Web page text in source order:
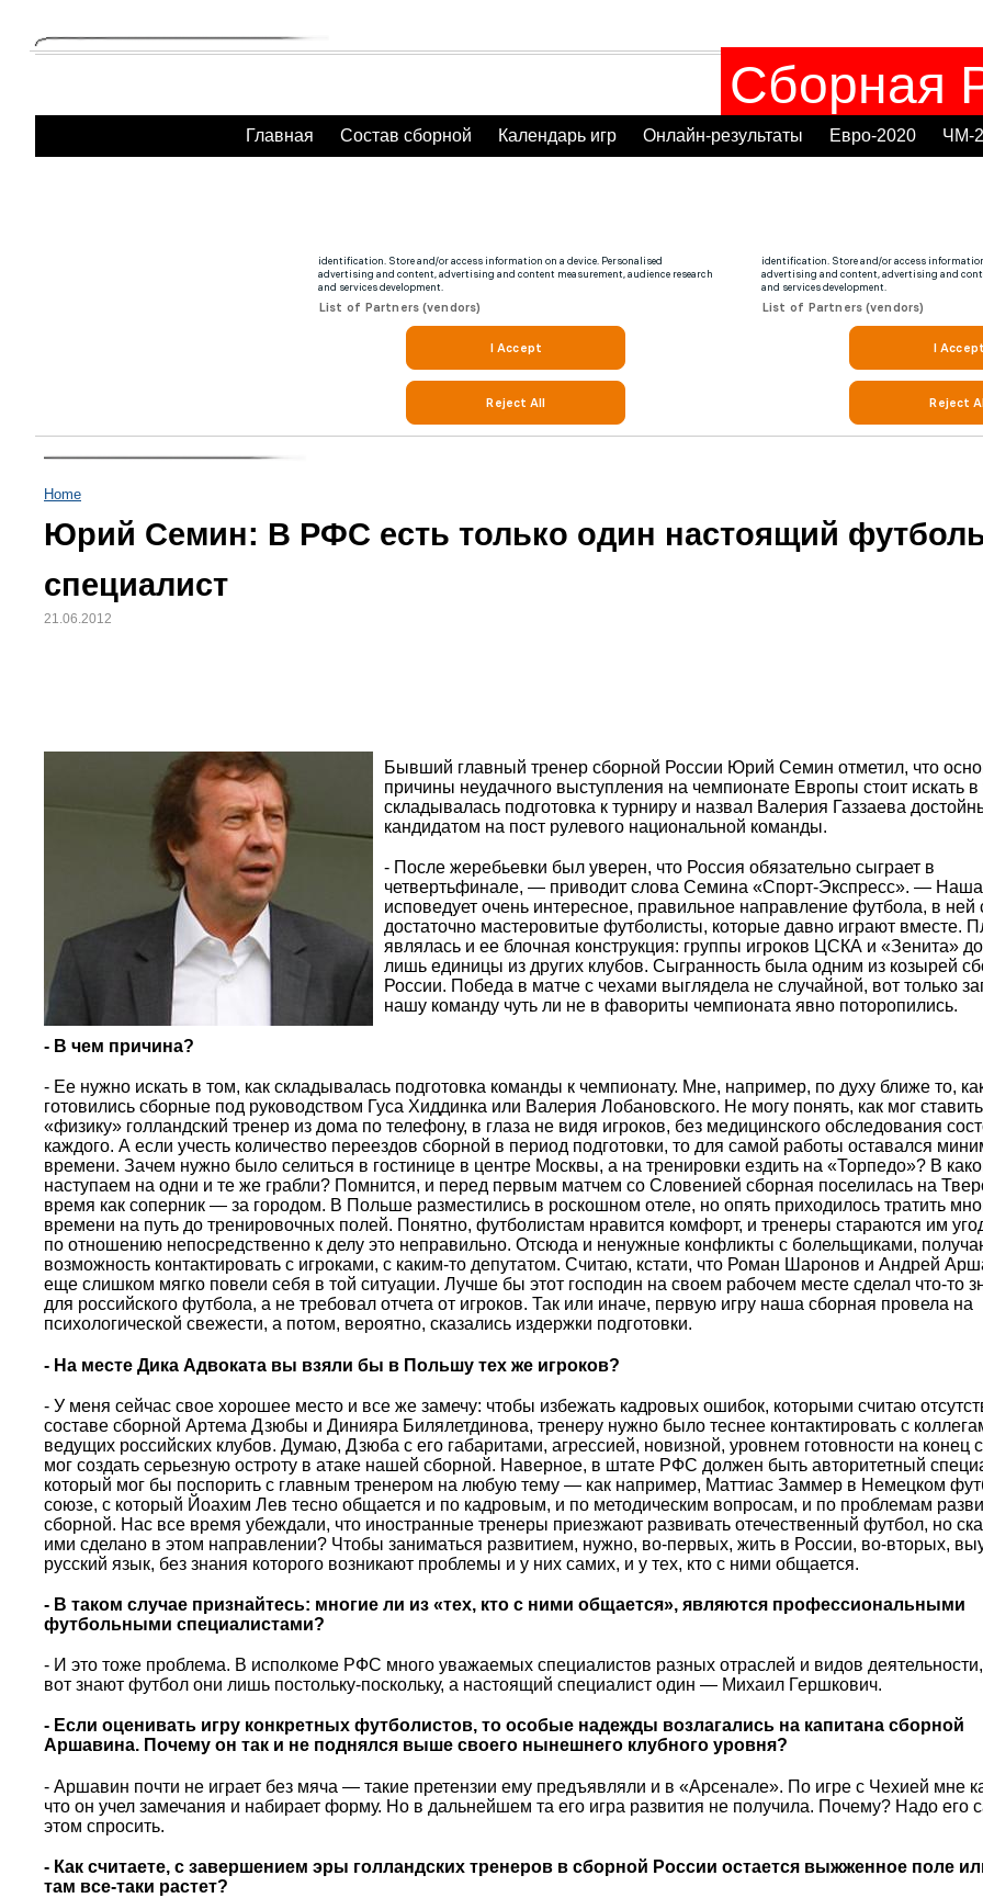
Сборная
Главная Состав сборной Календарь игр Онлайн-результаты Евро-2020 ЧМ-
Home
Юрий Семин: В РФС есть только один настоящий
специалист
21.06.2012
Бывший главный тренер сборной России Юрий Семин отметил, что
причины неудачного выступления на чемпионате Европы стоит искать в
складывалась подготовка к турниру и назвал Валерия Газзаева
кандидатом на пост рулевого национальной команды.
- После жеребьевки был уверен, что Россия обязательно сыграет в
четвертьфинале, — приводит слова Семина «Спорт-Экспресс». —
исповедует очень интересное, правильное направление футбола, в ней
достаточно мастеровитые футболисты, которые давно играют вместе.
являлась и ее блочная конструкция: группы игроков ЦСКА и «Зенита»
лишь единицы из других клубов. Сыгранность была одним из козырей
России. Победа в матче с чехами выглядела не случайной, вот только
нашу команду чуть ли не в фавориты чемпионата явно поторопились.
- В чем причина?
- Ее нужно искать в том, как складывалась подготовка команды к чемпионату. Мне, например, по духу ближе то,
готовились сборные под руководством Гуса Хиддинка или Валерия Лобановского. Не могу понять, как мог ставить
«физику» голландский тренер из дома по телефону, в глаза не видя игроков, без медицинского обследования
каждого. А если учесть количество переездов сборной в период подготовки, то для самой работы оставался
времени. Зачем нужно было селиться в гостинице в центре Москвы, а на тренировки ездить на «Торпедо»? В
наступаем на одни и те же грабли? Помнится, и перед первым матчем со Словенией сборная поселилась на
время как соперник — за городом. В Польше разместились в роскошном отеле, но опять приходилось тратить
времени на путь до тренировочных полей. Понятно, футболистам нравится комфорт, и тренеры стараются им
по отношению непосредственно к делу это неправильно. Отсюда и ненужные конфликты с болельщиками,
возможность контактировать с игроками, с каким-то депутатом. Считаю, кстати, что Роман Шаронов и Андрей
еще слишком мягко повели себя в той ситуации. Лучше бы этот господин на своем рабочем месте сделал что-то
для российского футбола, а не требовал отчета от игроков. Так или иначе, первую игру наша сборная провела на
психологической свежести, а потом, вероятно, сказались издержки подготовки.
- На месте Дика Адвоката вы взяли бы в Польшу тех же игроков?
- У меня сейчас свое хорошее место и все же замечу: чтобы избежать кадровых ошибок, которыми считаю
составе сборной Артема Дзюбы и Динияра Билялетдинова, тренеру нужно было теснее контактировать с
ведущих российских клубов. Думаю, Дзюба с его габаритами, агрессией, новизной, уровнем готовности на конец
мог создать серьезную остроту в атаке нашей сборной. Наверное, в штате РФС должен быть авторитетный
который мог бы поспорить с главным тренером на любую тему — как например, Маттиас Заммер в Немецком
союзе, с который Йоахим Лев тесно общается и по кадровым, и по методическим вопросам, и по проблемам
сборной. Нас все время убеждали, что иностранные тренеры приезжают развивать отечественный футбол, но
ими сделано в этом направлении? Чтобы заниматься развитием, нужно, во-первых, жить в России, во-вторых,
русский язык, без знания которого возникают проблемы и у них самих, и у тех, кто с ними общается.
- В таком случае признайтесь: многие ли из «тех, кто с ними общается», являются профессиональными
футбольными специалистами?
- И это тоже проблема. В исполкоме РФС много уважаемых специалистов разных отраслей и видов деятельности,
вот знают футбол они лишь постольку-поскольку, а настоящий специалист один — Михаил Гершкович.
- Если оценивать игру конкретных футболистов, то особые надежды возлагались на капитана сборной
Аршавина. Почему он так и не поднялся выше своего нынешнего клубного уровня?
- Аршавин почти не играет без мяча — такие претензии ему предъявляли и в «Арсенале». По игре с Чехией мне
что он учел замечания и набирает форму. Но в дальнейшем та его игра развития не получила. Почему? Надо его
этом спросить.
- Как считаете, с завершением эры голландских тренеров в сборной России остается выжженное поле
там все-таки растет?